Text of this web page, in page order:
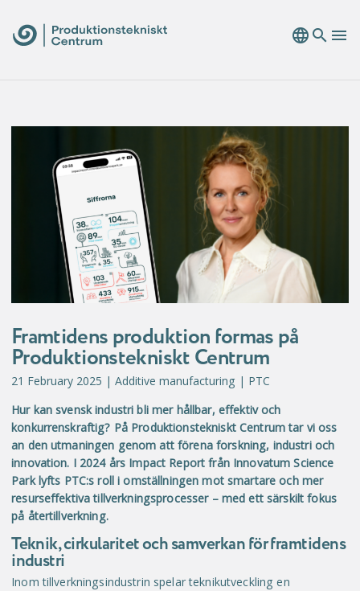
language search menu
Framtidens produktion formas på
Produktionstekniskt Centrum
21 February 2025 | Additive manufacturing | PTC
Hur kan svensk industri bli mer hållbar, effektiv och
konkurrenskraftig? På Produktionstekniskt Centrum tar vi oss
an den utmaningen genom att förena forskning, industri och
innovation. I 2024 års Impact Report från Innovatum Science
Park lyfts PTC:s roll i omställningen mot smartare och mer
resurseffektiva tillverkningsprocesser – med ett särskilt fokus
på återtillverkning.
Teknik, cirkularitet och samverkan för framtidens
industri
Inom tillverkningsindustrin spelar teknikutveckling en